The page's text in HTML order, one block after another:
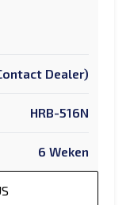
Dealer)
HRB-516N
6 Weken